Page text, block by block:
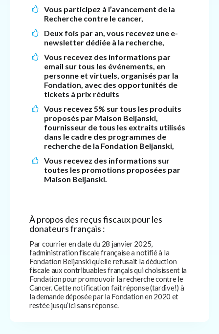
Vous participez à l’avancement de la
Recherche contre le cancer,
Deux fois par an, vous recevez une e-
newsletter dédiée à la recherche,
Vous recevez des informations par
email sur tous les événements, en
personne et virtuels, organisés par la
Fondation, avec des opportunités de
tickets à prix réduits
Vous recevez 5% sur tous les produits
proposés par Maison Beljanski,
fournisseur de tous les extraits utilisés
dans le cadre des programmes de
recherche de la Fondation Beljanski,
Vous recevez des informations sur
toutes les promotions proposées par
Maison Beljanski.
À propos des reçus fiscaux pour les
donateurs français :
Par courrier en date du 28 janvier 2025,
l’administration fiscale française a notifié à la
Fondation Beljanski qu’elle refusait la déduction
fiscale aux contribuables français qui choisissent la
Fondation pour promouvoir la recherche contre le
Cancer. Cette notification fait réponse (tardive!) à
la demande déposée par la Fondation en 2020 et
restée jusqu’ici sans réponse.